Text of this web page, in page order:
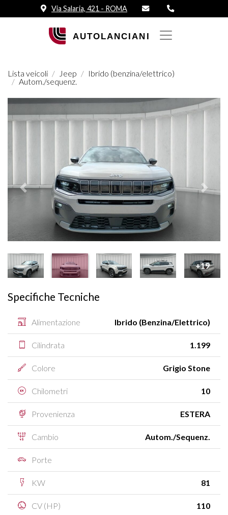
Via Salaria, 421 - ROMA
Lista veicoli Jeep
Ibrido (benzina/elettrico)
Autom./sequenz.
Prededente
+19
Specifiche Tecniche
Alimentazione Ibrido (Benzina/Elettrico)
Cilindrata 1.199
Colore Grigio Stone
Chilometri 10
Provenienza ESTERA
Cambio Autom./Sequenz.
Porte
KW 81
CV (HP) 110